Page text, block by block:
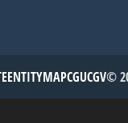
ENTITYMAPCGUCGV©